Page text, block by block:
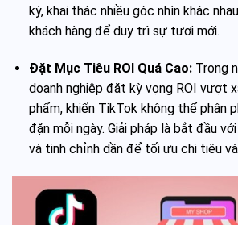
kỳ, khai thác nhiều góc nhìn khác
khách hàng để duy trì sự tươi mới.
Đặt Mục Tiêu ROI Quá Cao:Trong
doanh nghiệp đặt kỳ vọng ROI vượt
phẩm, khiến TikTok không thể phân
đặn mỗi ngày. Giải pháp là bắt đầu
và tinh chỉnh dần để tối ưu chi tiêu